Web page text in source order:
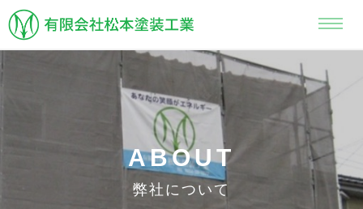
ABOUT
弊社について